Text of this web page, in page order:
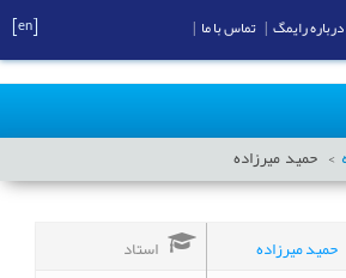
حمیدمیرزاده
حمید میرزاده استاد
درباره رایمگ تماس با ما